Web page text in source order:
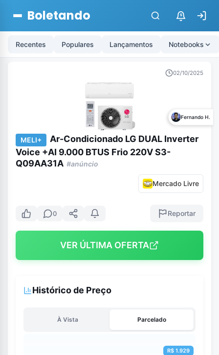
Boletando $
Recentes Populares Lançamentos Notebooks
02/10/2025
Fernando H.
MELI+
Ar-Condicionado LG DUAL Inverter
Voice +AI 9.000 BTUS Frio 220V S3-
Q09AA31A #anúncio
Mercado Livre
0 Reportar
VER ÚLTIMA OFERTA
Histórico de Preço
À Vista Parcelado